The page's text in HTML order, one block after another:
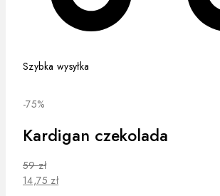
Szybka wysyłka
-75%
Kardigan czekolada
59zł
14,75 zł